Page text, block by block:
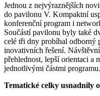
Jednou z nejvýraznějších
do pavilonu V. Kompaktní
konferenční program i
Součástí pavilonu byly také
celé tři dny probíhal odborný
inovativních řešení.
přehlednost, lepší orientaci a
jednotlivými částmi programu.
Tematické celky usnadnily